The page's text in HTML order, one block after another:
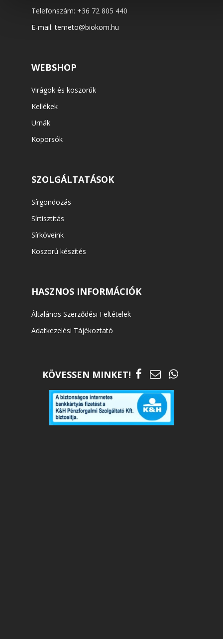
Telefonszám: +36 72 805 440
E-mail:temeto@biokom.hu
WEBSHOP
Virágok és koszorúk
Kellékek
Urnák
Koporsók
SZOLGÁLTATÁSOK
Sírgondozás
Sírtisztítás
Sírköveink
Koszorú készítés
HASZNOS INFORMÁCIÓK
Általános Szerződési Feltételek
Adatkezelési Tájékoztató
KÖVESSEN MINKET!